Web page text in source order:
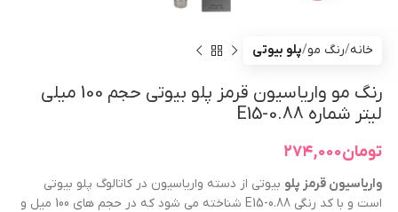
خانه رنگ مو پلو بیوتی
رنگ مو واریاسیون قرمز پلو بیوتی حجم 100 میلی
لیتر شماره E15-0.88
تومان۲۷۴,۰۰۰
واریاسیون قرمز پلو بیوتی از دسته واریاسیون در کاتالوگ پلو بیوتی
است و با کد رنگی E15-0.88 شناخته می شود که در حجم های 100 میل و